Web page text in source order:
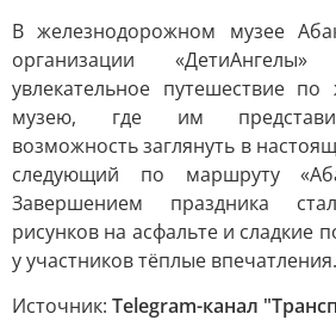
В железнодорожном музее
организации
увлекательное путешествие
музею, где им
возможность заглянуть в
следующий по маршруту
Завершением праздника
рисунков на асфальте и сладкие
у участников тёплые впечатления.
Источник: Telegram-канал